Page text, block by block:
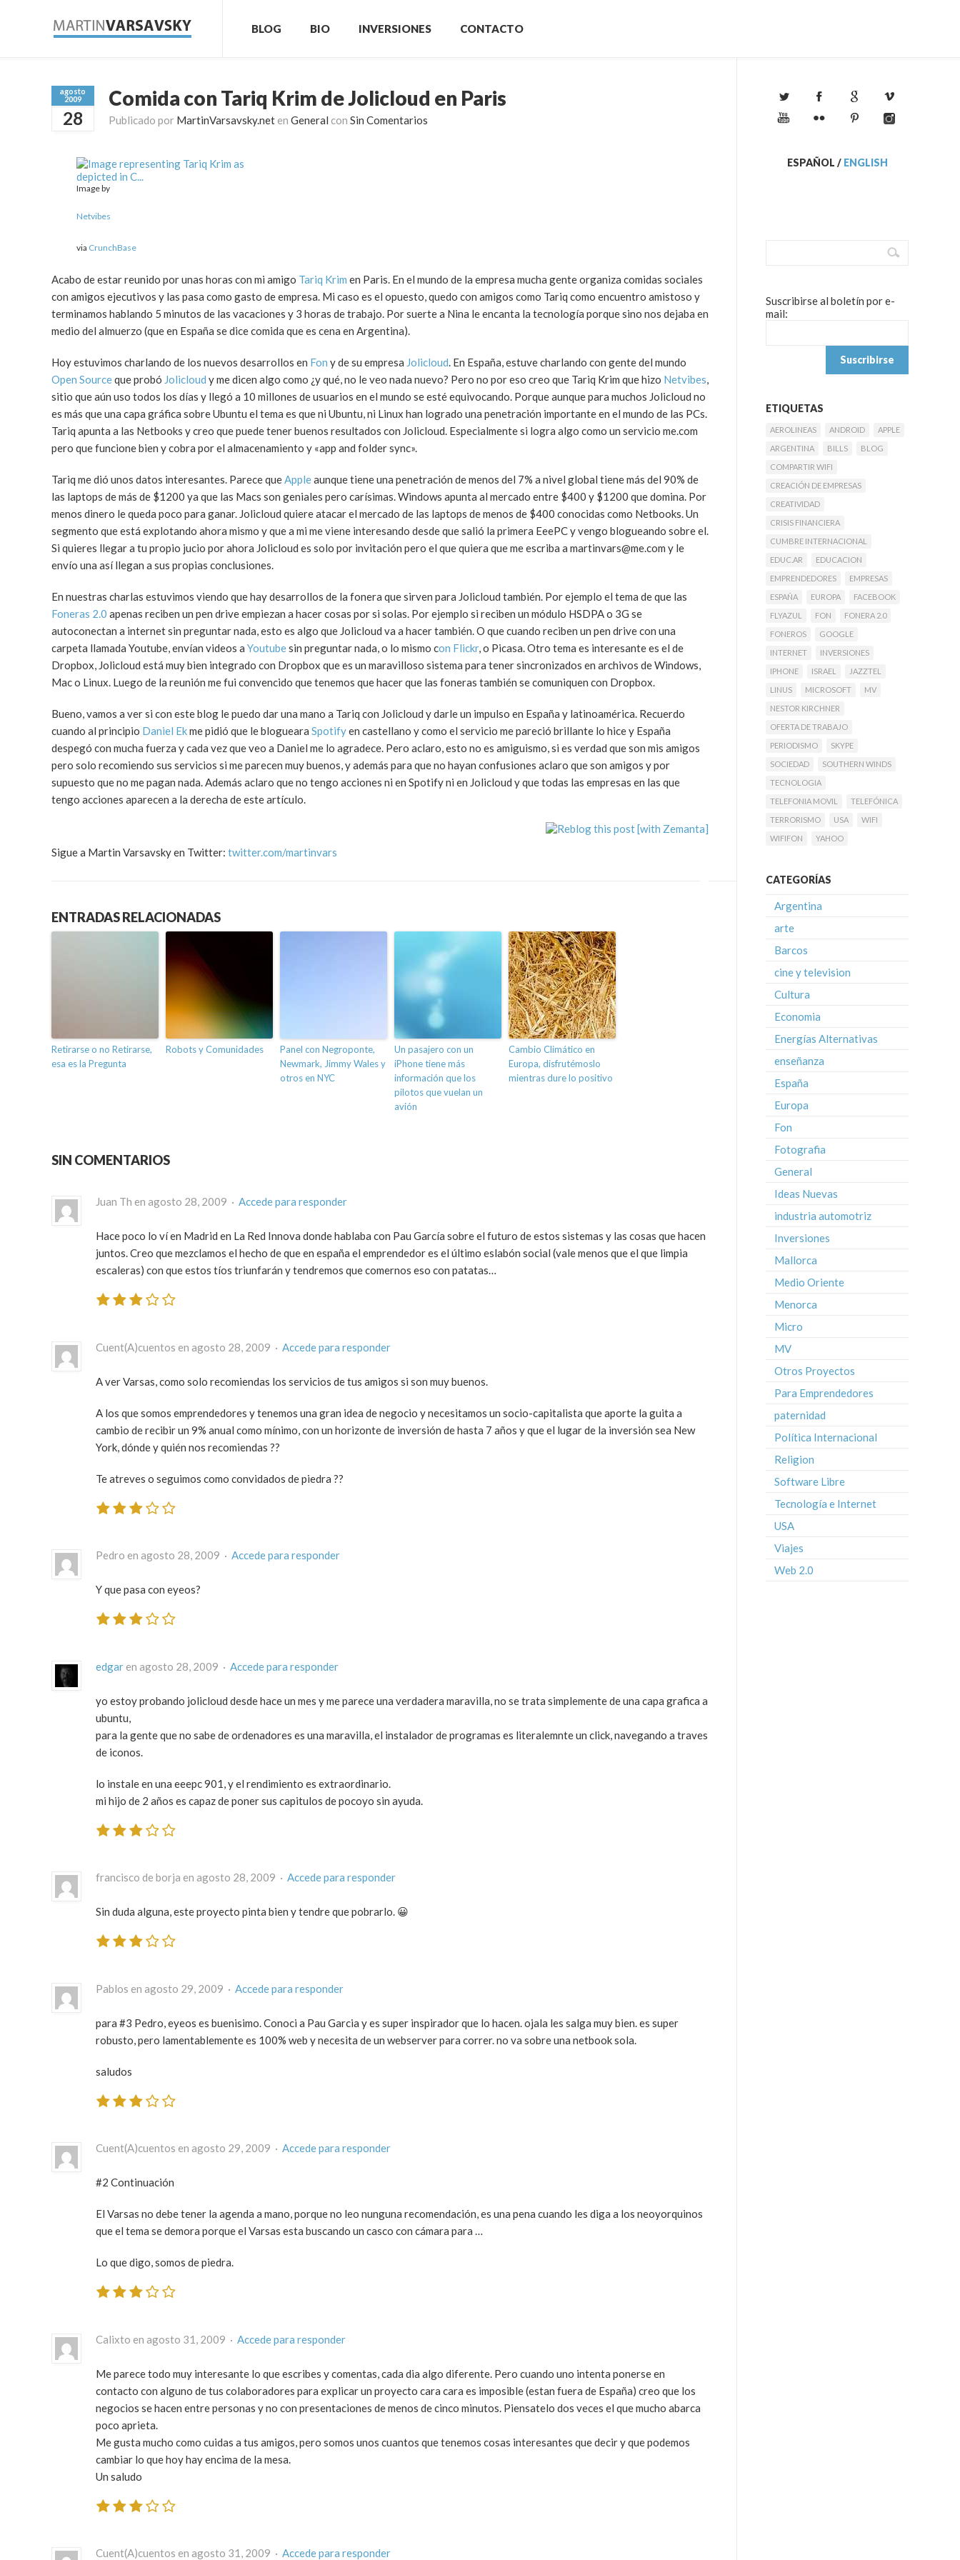
BLOG BIO INVERSIONES CONTACTO
agosto
2009
28
Comida con Tariq Krim de Jolicloud en Paris
Publicado por MartinVarsavsky.net en General con Sin Comentarios
Image by
Netvibes
via CrunchBase
Acabo de estar reunido por unas horas con mi amigo Tariq Krim en Paris. En el mundo de la empresa mucha gente organiza comidas sociales
con amigos ejecutivos y las pasa como gasto de empresa. Mi caso es el opuesto, quedo con amigos como Tariq como encuentro amistoso y
terminamos hablando 5 minutos de las vacaciones y 3 horas de trabajo. Por suerte a Nina le encanta la tecnología porque sino nos dejaba en
medio del almuerzo (que en España se dice comida que es cena en Argentina).
Hoy estuvimos charlando de los nuevos desarrollos en Fon y de su empresa Jolicloud. En España, estuve charlando con gente del mundo
Open Sourceque probó Jolicloud y me dicen algo como ¿y qué, no le veo nada nuevo? Pero no por eso creo que Tariq Krim que hizo Netvibes,
sitio que aún uso todos los días y llegó a 10 millones de usuarios en el mundo se esté equivocando. Porque aunque para muchos Jolicloud no
es más que una capa gráfica sobre Ubuntu el tema es que ni Ubuntu, ni Linux han logrado una penetración importante en el mundo de las PCs.
Tariq apunta a las Netbooks y creo que puede tener buenos resultados con Jolicloud. Especialmente si logra algo como un servicio me.com
pero que funcione bien y cobra por el almacenamiento y «app and folder sync».
Tariq me dió unos datos interesantes. Parece queAppleaunque tiene una penetración de menos del 7% a nivel global tiene más del 90% de
las laptops de más de $1200 ya que las Macs son geniales pero carísimas. Windows apunta al mercado entre $400 y $1200 que domina. Por
menos dinero le queda poco para ganar. Jolicloud quiere atacar el mercado de las laptops de menos de $400 conocidas como Netbooks. Un
segmento que está explotando ahora mismo y que a mi me viene interesando desde que salió la primera EeePC y vengo blogueando sobre el.
Si quieres llegar a tu propio jucio por ahora Jolicloud es solo por invitación pero el que quiera que me escriba a martinvars@me.com y le
envío una así llegan a sus propias conclusiones.
En nuestras charlas estuvimos viendo que hay desarrollos de la fonera que sirven para Jolicloud también. Por ejemplo el tema de que las
Foneras 2.0 apenas reciben un pen drive empiezan a hacer cosas por si solas. Por ejemplo si reciben un módulo HSDPA o 3G se
autoconectan a internet sin preguntar nada, esto es algo que Jolicloud va a hacer también. O que cuando reciben un pen drive con una
carpeta llamada Youtube, envían videos a Youtubesin preguntar nada, o lo mismo con Flickr, o Picasa. Otro tema es interesante es el de
Dropbox, Jolicloud está muy bien integrado con Dropbox que es un maravilloso sistema para tener sincronizados en archivos de Windows,
Mac o Linux. Luego de la reunión me fui convencido que tenemos que hacer que las foneras también se comuniquen con Dropbox.
Bueno, vamos a ver si con este blog le puedo dar una mano a Tariq con Jolicloud y darle un impulso en España y latinoamérica. Recuerdo
cuando al principio Daniel Ekme pidió que le blogueara Spotifyen castellano y como el servicio me pareció brillante lo hice y España
despegó con mucha fuerza y cada vez que veo a Daniel me lo agradece. Pero aclaro, esto no es amiguismo, si es verdad que son mis amigos
pero solo recomiendo sus servicios si me parecen muy buenos, y además para que no hayan confusiones aclaro que son amigos y por
supuesto que no me pagan nada. Además aclaro que no tengo acciones ni en Spotify ni en Jolicloud y que todas las empresas en las que
tengo acciones aparecen a la derecha de este artículo.
Sigue a Martin Varsavsky en Twitter: twitter.com/martinvars
ENTRADAS RELACIONADAS
Retirarse o no Retirarse,
esa es la Pregunta
Robots y Comunidades
Panel con Negroponte,
Newmark, Jimmy Wales y
otros en NYC
Un pasajero con un
iPhone tiene más
información que los
pilotos que vuelan un
avión
Cambio Climático en
Europa, disfrutémoslo
mientras dure lo positivo
SIN COMENTARIOS
Juan Th en agosto 28, 2009 · Accede para responder
Hace poco lo ví en Madrid en La Red Innova donde hablaba con Pau García sobre el futuro de estos sistemas y las cosas que hacen
juntos. Creo que mezclamos el hecho de que en españa el emprendedor es el último eslabón social (vale menos que el que limpia
escaleras) con que estos tíos triunfarán y tendremos que comernos eso con patatas…
Cuent(A)cuentos en agosto 28, 2009 · Accede para responder
A ver Varsas, como solo recomiendas los servicios de tus amigos si son muy buenos.
A los que somos emprendedores y tenemos una gran idea de negocio y necesitamos un socio-capitalista que aporte la guita a
cambio de recibir un 9% anual como mínimo, con un horizonte de inversión de hasta 7 años y que el lugar de la inversión sea New
York, dónde y quién nos recomiendas ??
Te atreves o seguimos como convidados de piedra ??
Pedro en agosto 28, 2009 · Accede para responder
Y que pasa con eyeos?
edgar en agosto 28, 2009 · Accede para responder
yo estoy probando jolicloud desde hace un mes y me parece una verdadera maravilla, no se trata simplemente de una capa grafica a
ubuntu,
para la gente que no sabe de ordenadores es una maravilla, el instalador de programas es literalemnte un click, navegando a traves
de iconos.
lo instale en una eeepc 901, y el rendimiento es extraordinario.
mi hijo de 2 años es capaz de poner sus capitulos de pocoyo sin ayuda.
francisco de borja en agosto 28, 2009 · Accede para responder
Sin duda alguna, este proyecto pinta bien y tendre que pobrarlo. 😀
Pablos en agosto 29, 2009 · Accede para responder
para #3 Pedro, eyeos es buenisimo. Conoci a Pau Garcia y es super inspirador que lo hacen. ojala les salga muy bien. es super
robusto, pero lamentablemente es 100% web y necesita de un webserver para correr. no va sobre una netbook sola.
saludos
Cuent(A)cuentos en agosto 29, 2009 · Accede para responder
#2 Continuación
El Varsas no debe tener la agenda a mano, porque no leo nunguna recomendación, es una pena cuando les diga a los neoyorquinos
que el tema se demora porque el Varsas esta buscando un casco con cámara para …
Lo que digo, somos de piedra.
Calixto en agosto 31, 2009 · Accede para responder
Me parece todo muy interesante lo que escribes y comentas, cada dia algo diferente. Pero cuando uno intenta ponerse en
contacto con alguno de tus colaboradores para explicar un proyecto cara cara es imposible (estan fuera de España) creo que los
negocios se hacen entre personas y no con presentaciones de menos de cinco minutos. Piensatelo dos veces el que mucho abarca
poco aprieta.
Me gusta mucho como cuidas a tus amigos, pero somos unos cuantos que tenemos cosas interesantes que decir y que podemos
cambiar lo que hoy hay encima de la mesa.
Un saludo
Cuent(A)cuentos en agosto 31, 2009 · Accede para responder
ESPAÑOL / ENGLISH
Suscribirse al boletín por e-
mail:
ETIQUETAS
AEROLINEAS ANDROID
APPLE
ARGENTINA
BILLS
BLOG
COMPARTIR WIFI
CREACIÓN DE EMPRESAS
CREATIVIDAD
CRISIS FINANCIERA
CUMBRE INTERNACIONAL
EDUC.AR
EDUCACION
EMPRENDEDORES
EMPRESAS
ESPAÑA
EUROPA
FACEBOOK
FLYAZUL
FON
FONERA 2.0
FONEROS
GOOGLE
INTERNET
INVERSIONES
IPHONE
ISRAEL
JAZZTEL
LINUS
MICROSOFT
MV
NESTOR KIRCHNER
OFERTA DE TRABAJO
PERIODISMO
SKYPE
SOCIEDAD
SOUTHERN WINDS
TECNOLOGIA
TELEFONIA MOVIL
TELEFÓNICA
TERRORISMO
USA
WIFI
WIFIFON
YAHOO
CATEGORÍAS
Argentina
arte
Barcos
cine y television
Cultura
Economia
Energías Alternativas
enseñanza
España
Europa
Fon
Fotografia
General
Ideas Nuevas
industria automotriz
Inversiones
Mallorca
Medio Oriente
Menorca
Micro
MV
Otros Proyectos
Para Emprendedores
paternidad
Política Internacional
Religion
Software Libre
Tecnología e Internet
USA
Viajes
Web 2.0